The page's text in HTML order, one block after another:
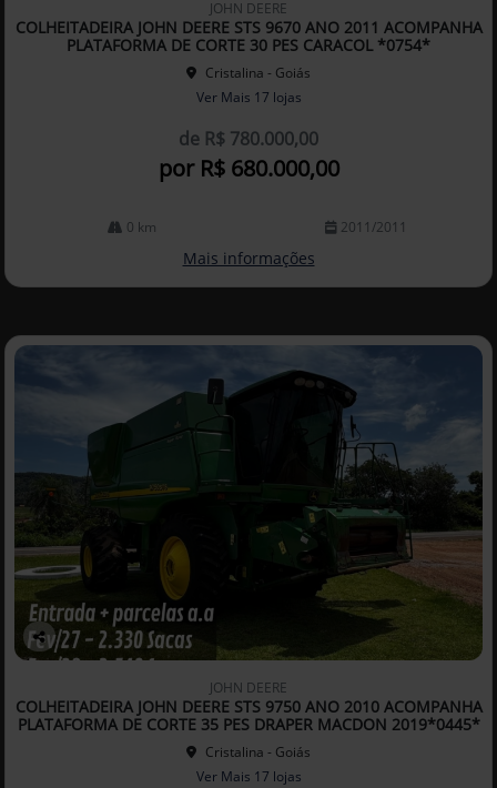
arti
lhe
JOHN DEERE
COLHEITADEIRA JOHN DEERE STS 9670 ANO 2011 ACOMPANHA
PLATAFORMA DE CORTE 30 PES CARACOL *0754*
Cristalina - Goiás
Ver Mais 17 lojas
de R$ 780.000,00
por R$ 680.000,00
0 km 2011/2011
Mais informações
Co
arti
lhe
JOHN DEERE
COLHEITADEIRA JOHN DEERE STS 9750 ANO 2010 ACOMPANHA
PLATAFORMA DE CORTE 35 PES DRAPER MACDON 2019*0445*
Cristalina - Goiás
Ver Mais 17 lojas